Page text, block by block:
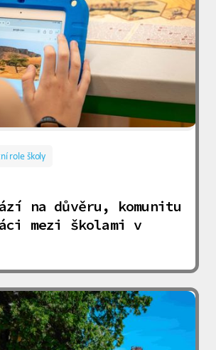
role školy
na důvěru, komunitu
mezi školami v